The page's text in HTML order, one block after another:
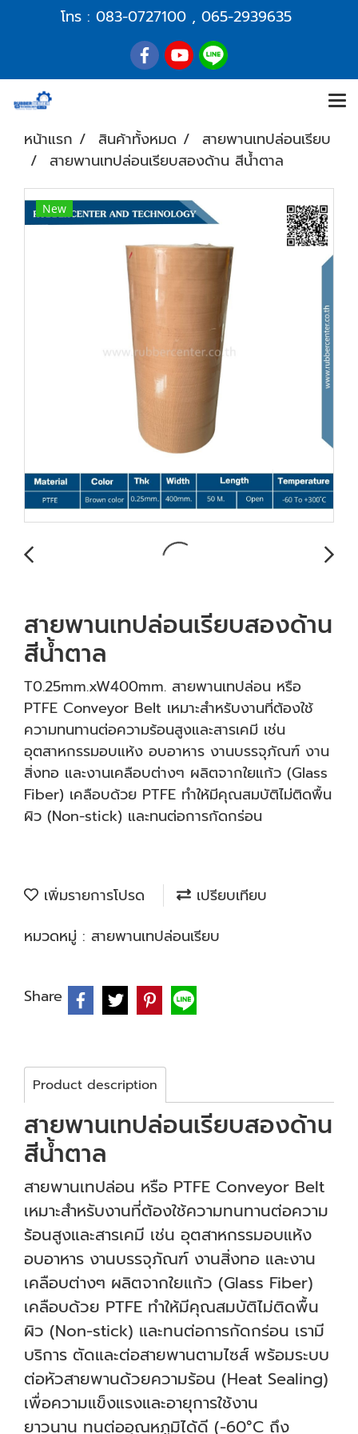
โทร : 083-0727100 , 065-2939635
หน้าแรก สินค้าทั้งหมด
สายพานเทปล่อนเรียบ
สายพานเทปล่อนเรียบสองด้าน สีน้ำตาล
New
สายพานเทปล่อนเรียบสองด้าน
สีน้ำตาล
T0.25mm.xW400mm. สายพานเทปล่อน หรือ
PTFE Conveyor Belt เหมาะสำหรับงานที่ต้องใช้
ความทนทานต่อความร้อนสูงและสารเคมี เช่น
อุตสาหกรรมอบแห้ง อบอาหาร งานบรรจุภัณฑ์ งาน
สิ่งทอ และงานเคลือบต่างๆ ผลิตจากใยแก้ว (Glass
Fiber) เคลือบด้วย PTFE ทำให้มีคุณสมบัติไม่ติดพื้น
ผิว (Non-stick) และทนต่อการกัดกร่อน
เพิ่มรายการโปรด
เปรียบเทียบ
หมวดหมู่ : สายพานเทปล่อนเรียบ
Share
Product description
สายพานเทปล่อนเรียบสองด้าน
สีน้ำตาล
สายพานเทปล่อน หรือ PTFE Conveyor Belt
เหมาะสำหรับงานที่ต้องใช้ความทนทานต่อความ
ร้อนสูงและสารเคมี เช่น อุตสาหกรรมอบแห้ง
อบอาหาร งานบรรจุภัณฑ์ งานสิ่งทอ และงาน
เคลือบต่างๆ ผลิตจากใยแก้ว (Glass Fiber)
เคลือบด้วย PTFE ทำให้มีคุณสมบัติไม่ติดพื้น
ผิว (Non-stick) และทนต่อการกัดกร่อน เรามี
บริการ ตัดและต่อสายพานตามไซส์ พร้อมระบบ
ต่อหัวสายพานด้วยความร้อน (Heat Sealing)
เพื่อความแข็งแรงและอายุการใช้งาน
ยาวนาน ทนต่ออุณหภูมิได้ดี (-60°C ถึง